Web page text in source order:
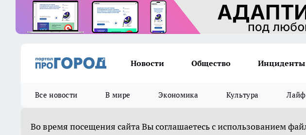
Новости Общество Инциденты
Все новости В мире Экономика Культура
Во время посещения сайта Вы соглашаетесь с использованием